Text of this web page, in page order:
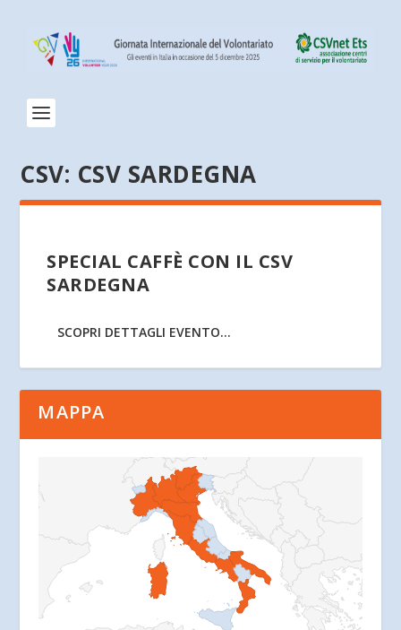
CSV: CSV SARDEGNA
SPECIAL CAFFÈ CON IL CSV
SARDEGNA
SCOPRI DETTAGLI EVENTO...
MAPPA